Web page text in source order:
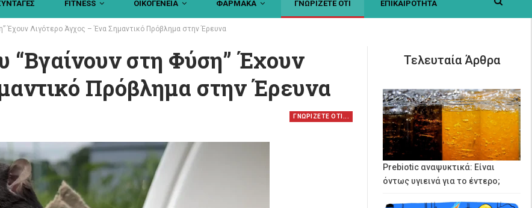
FITNESS ΟΙΚΟΓΕΝΕΙΑ ΦΑΡΜΑΚΑ ΓΝΩΡΙΖΕΤΕ ΟΤΙ ΕΠΙΚΑΙΡΟΤΗΤΑ
Έχουν Λιγότερο Άγχος – Ένα Σημαντικό Πρόβλημα στην Έρευνα
“Βγαίνουν στη Φύση” Έχουν
Πρόβλημα στην Έρευνα
ΓΝΩΡΙΖΕΤΕ ΟΤΙ...
Τελευταία Άρθρα
Prebiotic αναψυκτικά: Είναι
όντως υγιεινά για το έντερο;